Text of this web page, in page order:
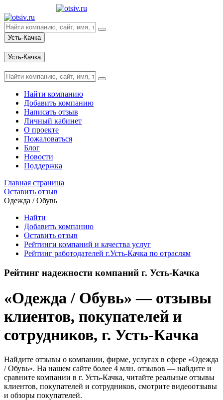
Усть-Качка
Усть-Качка
Найти компанию
Добавить компанию
Написать отзыв
Личный кабинет
О проекте
Пожаловаться
Блог
Новости
Поддержка
Главная страница
Оставить отзыв
Одежда / Обувь
Найти
Добавить компанию
Оставить отзыв
Рейтинги компаний и качества услуг
Рейтинг работодателей г.Усть-Качка по отраслям
Рейтинг надежности компаний г. Усть-Качка
«Одежда / Обувь» — отзывы
клиентов, покупателей и
сотрудников, г. Усть-Качка
Найдите отзывы о компании, фирме, услугах в сфере «Одежда
/ Обувь». На нашем сайте более 4 млн. отзывов — найдите и
сравните компании в г. Усть-Качка, читайте реальные отзывы
клиентов, покупателей и сотрудников, смотрите видеоотзывы
и обзоры покупателей.